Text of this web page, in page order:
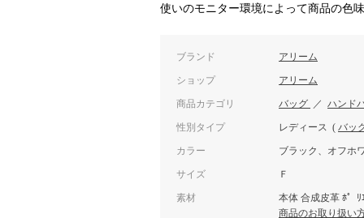
使いのモニター環境によって商品の色
ブランド アリーム
ショップ アリーム
商品カテゴリ バッグ ／ ハンド
性別タイプ レディース ( バッ
カラー ブラック、オフホ
サイズ Ｆ
素材
本体 合成皮革 ﾎ゜ﾘ
商品のお取り扱い